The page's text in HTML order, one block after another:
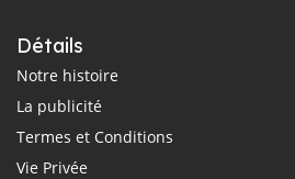
Détails
Notre histoire
La publicité
Termes et Conditions
Vie Privée